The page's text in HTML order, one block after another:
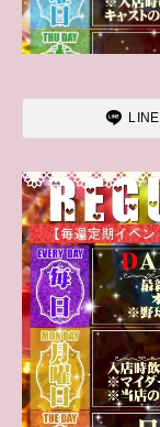
LINE